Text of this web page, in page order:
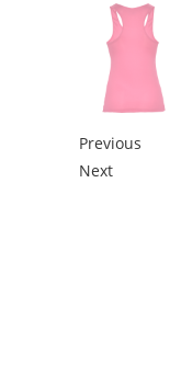
Previous
Next